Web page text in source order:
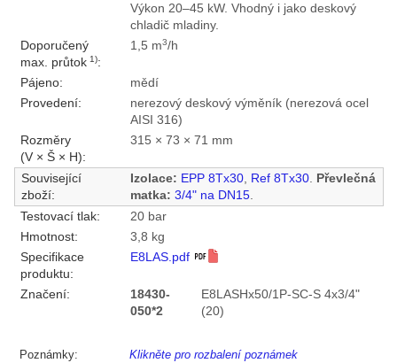
Výkon 20–45 kW. Vhodný i jako deskový
chladič mladiny.
Doporučený
max. průtok1):
1,5 m3/h
Pájeno:
mědí
Provedení:
nerezový deskový výměník (nerezová ocel
AISI 316)
Rozměry
(V × Š × H):
315 × 73 × 71 mm
Související
zboží:
Izolace: EPP 8Tx30, Ref 8Tx30. Převlečná
matka: 3/4" na DN15.
Testovací tlak:
20 bar
Hmotnost:
3,8 kg
Specifikace
produktu:
E8LAS.pdf
Značení:
18430-
050*2
E8LASHx50/1P-SC-S 4x3/4"
(20)
Poznámky: Klikněte pro rozbalení poznámek